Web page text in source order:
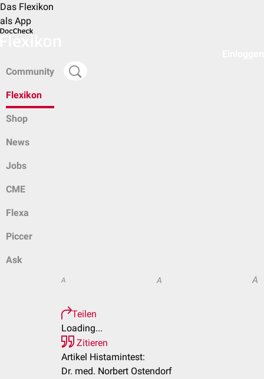
Das Flexikon
als App
Community
Flexikon
Shop
News
Jobs
CME
Flexa
Piccer
Ask
A A A
Teilen
Loading...
Zitieren
Artikel Histamintest:
Dr. med. Norbert Ostendorf